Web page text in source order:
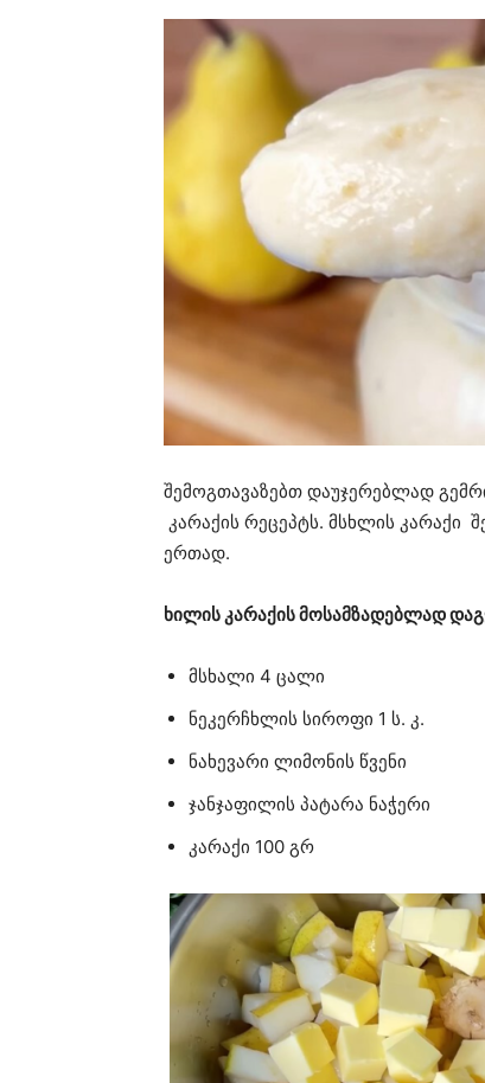
შემოგთავაზებთ დაუჯერებლად
კარაქის რეცეპტს. მსხლის კარაქი
ერთად.
ხილის კარაქის მოსამზადებლად
მსხალი 4 ცალი
ნეკერჩხლის სიროფი 1 ს. კ.
ნახევარი ლიმონის წვენი
ჯანჯაფილის პატარა ნაჭერი
კარაქი 100 გრ